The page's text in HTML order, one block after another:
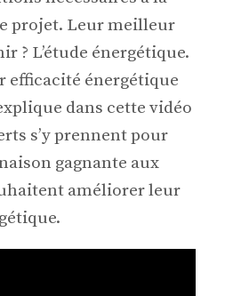
projet. Leur meilleur
? L’étude énergétique.
efficacité énergétique
dans cette vidéo
s’y prennent pour
gagnante aux
améliorer leur